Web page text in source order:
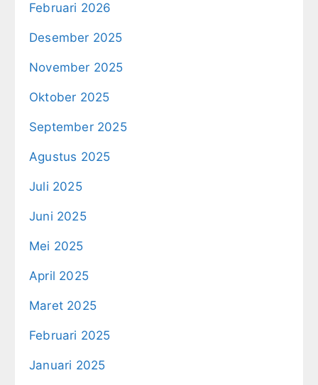
Februari 2026
Desember 2025
November 2025
Oktober 2025
September 2025
Agustus 2025
Juli 2025
Juni 2025
Mei 2025
April 2025
Maret 2025
Februari 2025
Januari 2025